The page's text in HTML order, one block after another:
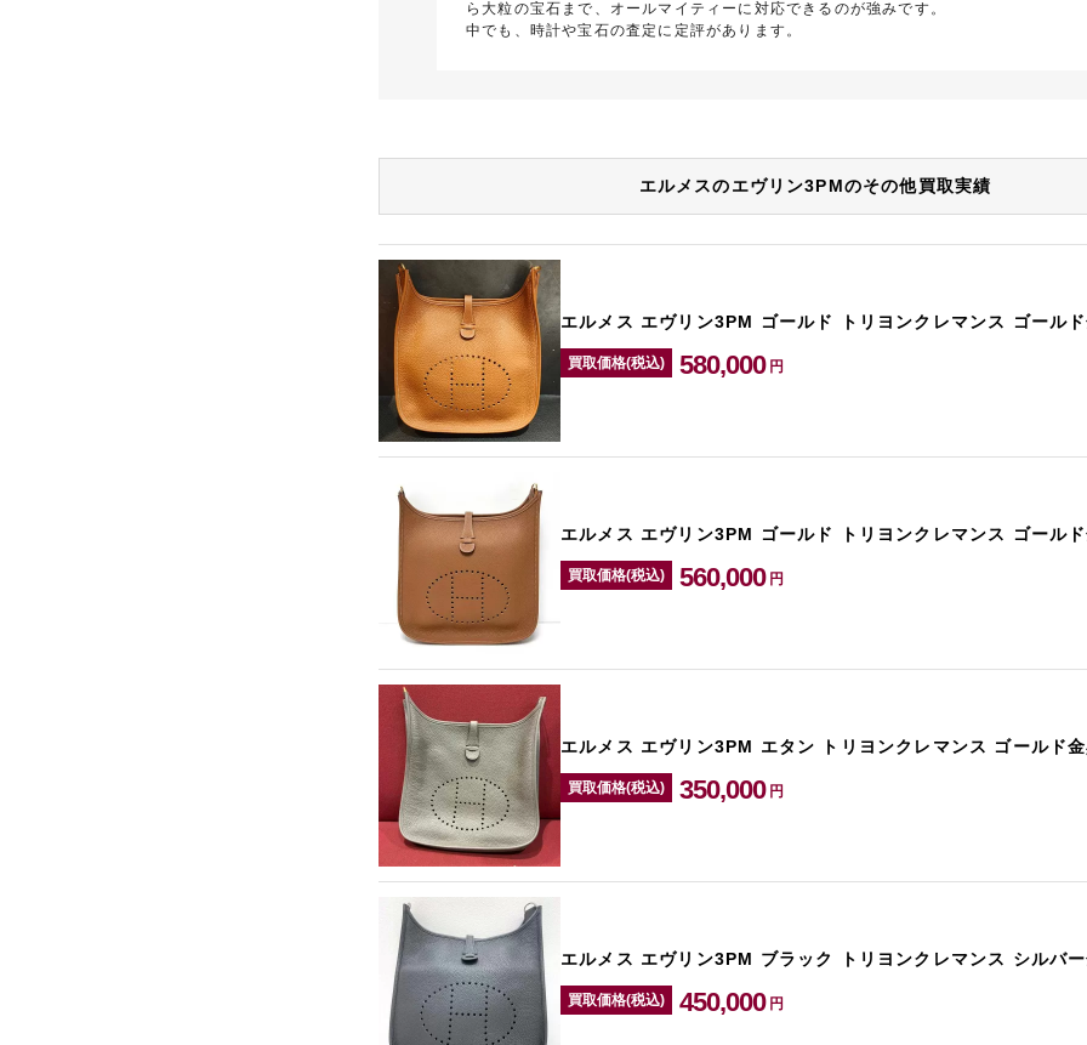
ら大粒の宝石まで、オールマイティーに対応できるのが強みです。
中でも、時計や宝石の査定に定評があります。
エルメスのエヴリン3PMのその他買取実績
エルメス エヴリン3PM ゴールド トリヨンクレマンス ゴール
買取価格(税込) 580,000 円
エルメス エヴリン3PM ゴールド トリヨンクレマンス ゴール
買取価格(税込) 560,000 円
エルメス エヴリン3PM エタン トリヨンクレマンス ゴールド
買取価格(税込) 350,000 円
エルメス エヴリン3PM ブラック トリヨンクレマンス シルバ
買取価格(税込) 450,000 円